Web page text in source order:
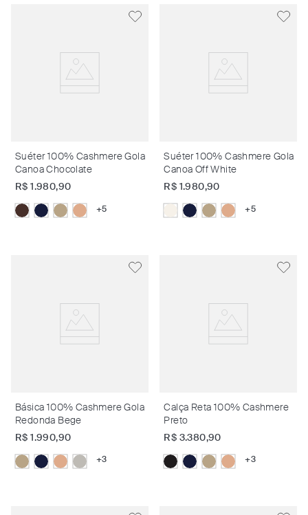
Suéter 100% Cashmere Gola
Canoa Chocolate
R$ 1 .980,90
+5
Suéter 100% Cashmere Gola
Canoa Off White
R$ 1.980,90
+5
Básica 100% Cashmere Gola
Redonda Bege
R$ 1 .990,90
+3
Calça Reta 100% Cashmere
Preto
R$ 3.380,90
+3